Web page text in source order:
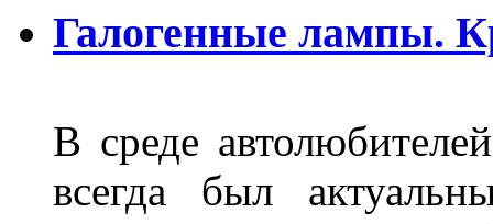
Галогенные лампы.
В среде
всегда был